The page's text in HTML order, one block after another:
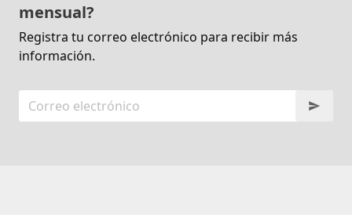
mensual?
Registra tu correo electrónico para recibir más
información.